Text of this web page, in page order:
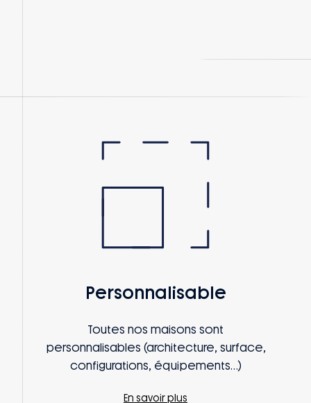
Personnalisable
Toutes nos maisons sont
personnalisables (architecture, surface,
configurations, équipements…)
En savoir plus